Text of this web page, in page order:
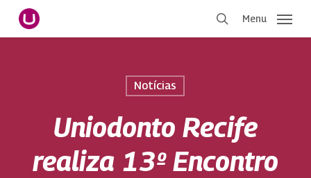
Pular
para
Menu
Notícias
Uniodonto Recife
realiza 13º Encontro